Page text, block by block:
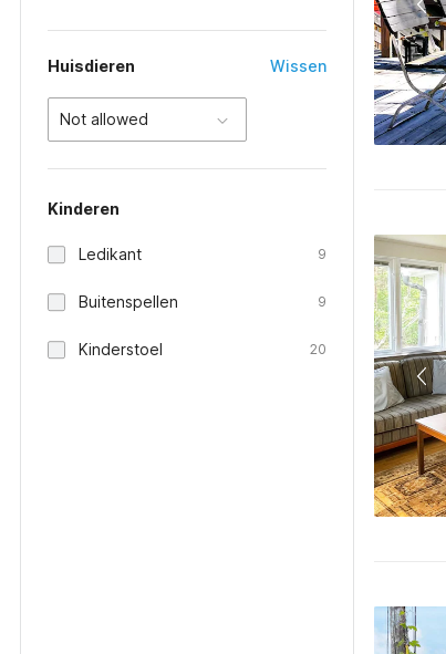
Huisdieren Wissen
Not allowed
Kinderen
Ledikant 9
Buitenspellen 9
Kinderstoel 20